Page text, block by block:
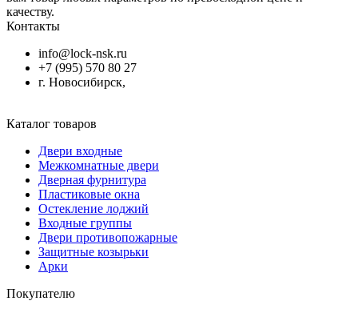
качеству.
Контакты
info@lock-nsk.ru
+7 (995) 570 80 27
г. Новосибирск,
Каталог товаров
Двери входные
Межкомнатные двери
Дверная фурнитура
Пластиковые окна
Остекление лоджий
Входные группы
Двери противопожарные
Защитные козырьки
Арки
Покупателю